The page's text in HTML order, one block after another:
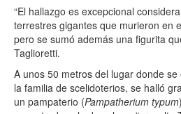
“El hallazgo es excepcional
terrestres gigantes que murieron en
pero se sumó además una figurita
Taglioretti.
A unos 50 metros del lugar donde
la familia de scelidoterios, se halló
un pampaterio (Pampatherium typum